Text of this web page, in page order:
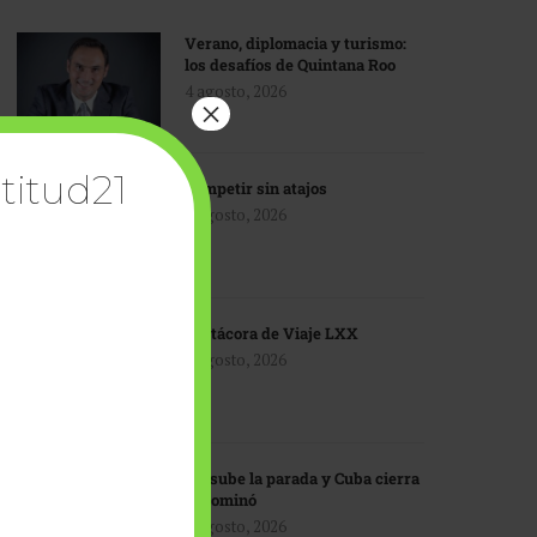
Verano, diplomacia y turismo:
los desafíos de Quintana Roo
4 agosto, 2026
Competir sin atajos
4 agosto, 2026
Bitácora de Viaje LXX
3 agosto, 2026
EU sube la parada y Cuba cierra
el dominó
3 agosto, 2026
×